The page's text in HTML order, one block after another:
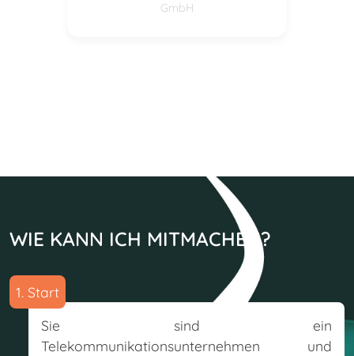
GmbH
WIE KANN ICH MITMACHEN?
1. Start
Sie sind ein
Telekommunikationsunternehmen und